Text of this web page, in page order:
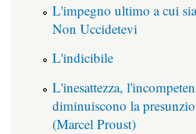
L'impegno ultimo a cui
Non Uccidetevi
L'indicibile
L'inesattezza,
diminuiscono la
(Marcel Proust)